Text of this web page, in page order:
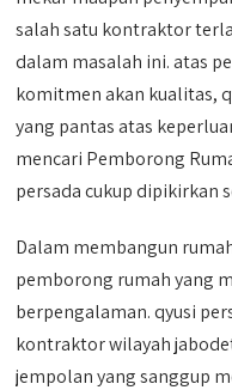
salah satu kontraktor
dalam masalah ini. atas
komitmen akan kualitas,
yang pantas atas
mencari Pemborong
persada cukup dipikirkan
Dalam membangun
pemborong rumah yang
berpengalaman. qyusi
kontraktor wilayah
jempolan yang sanggup